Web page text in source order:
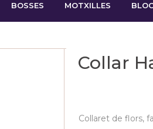
BOSSES MOTXILLES
Collar
Collaret de flors,